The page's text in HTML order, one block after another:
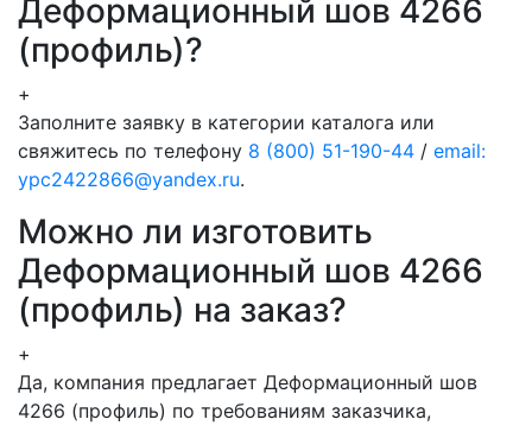
Деформационный шов 4266
(профиль)?
+
Заполните заявку в категории каталога или
свяжитесь по телефону 8 (800) 51-190-44 / email:
ypc2422866@yandex.ru.
Можно ли изготовить
Деформационный шов 4266
(профиль) на заказ?
+
Да, компания предлагает Деформационный шов
4266 (профиль) по требованиям заказчика,